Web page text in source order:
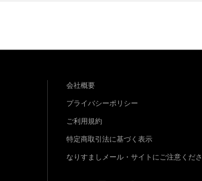
会社概要
プライバシーポリシー
ご利用規約
特定商取引法に基づく表示
なりすましメール・サイトにご注意くだ